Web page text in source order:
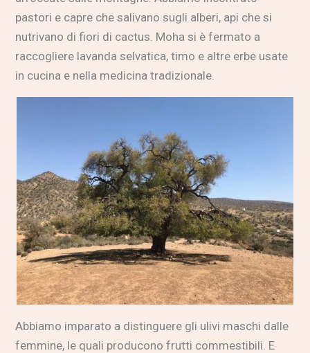
pastori e capre che salivano sugli alberi, api che si
nutrivano di fiori di cactus. Moha si è fermato a
raccogliere lavanda selvatica, timo e altre erbe usate
in cucina e nella medicina tradizionale.
Abbiamo imparato a distinguere gli ulivi maschi dalle
femmine, le quali producono frutti commestibili. E